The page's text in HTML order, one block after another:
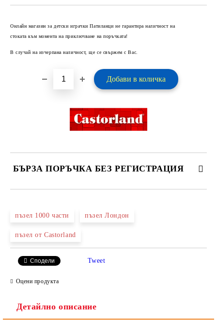
Онлайн магазин за детски играчки Патиланци не гарантира наличност на
стоката към момента на приключване на поръчката!
В случай на изчерпана наличност, ще се свържем с Вас.
БЪРЗА ПОРЪЧКА БЕЗ РЕГИСТРАЦИЯ
Ние ще се свържем с вас в рамките на работния ден.
пъзел 1000 части пъзел Лондон
пъзел от Castorland
Сподели Tweet
Оцени продукта
Детайлно описание